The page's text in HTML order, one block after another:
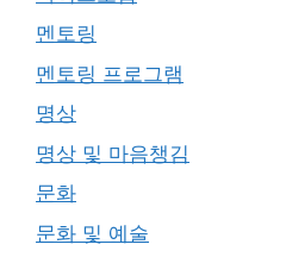
멘토링
멘토링 프로그램
명상
명상 및 마음챙김
문화
문화 및 예술